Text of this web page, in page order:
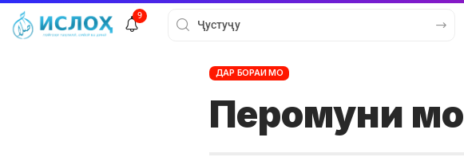
9
ДАР БОРАИ МО
Перомуни мо